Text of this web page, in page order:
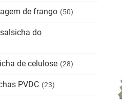
de frango (50)
do
de celulose (28)
PVDC (23)